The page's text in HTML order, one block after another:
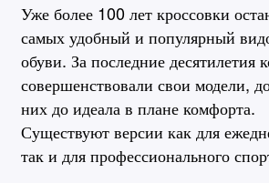
Уже более 100 лет кроссовки
самых удобный и популярный
обуви. За последние десятилетия
совершенствовали свои модели,
них до идеала в плане комфорта.
Существуют версии как для
так и для профессионального